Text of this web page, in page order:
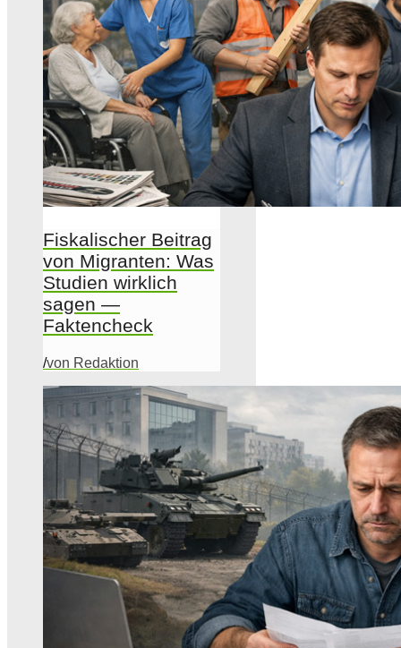
Fiskalischer Beitrag
von Migranten: Was
Studien wirklich
sagen —
Faktencheck
/von Redaktion